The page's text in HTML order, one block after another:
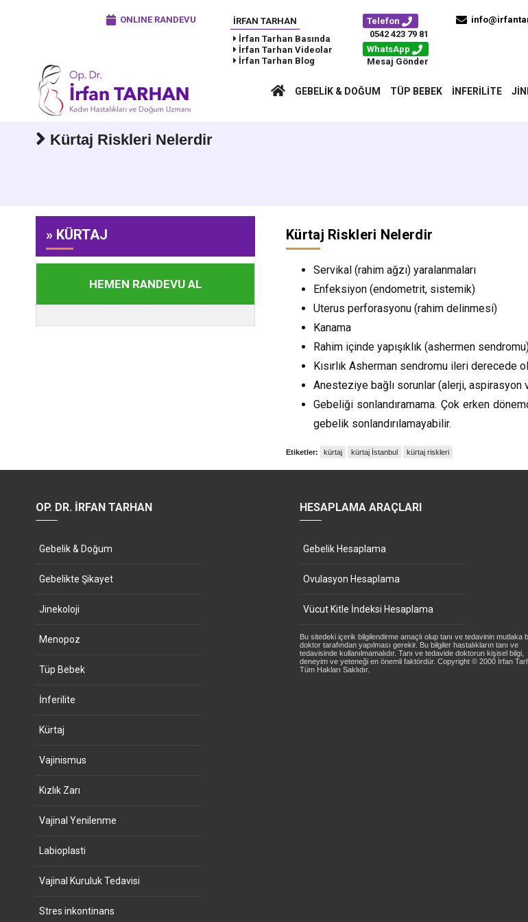
ONLINE RANDEVU
İRFAN TARHAN
İrfan Tarhan Basında
İrfan Tarhan Videolar
İrfan Tarhan Blog
Telefon
0542 423 79 81
WhatsApp
Mesaj Gönder
GEBELIK & DOĞUM TÜP BEBEK İNFERILITE
Kürtaj Riskleri Nelerdir
» KÜRTAJ
HEMEN RANDEVU AL
Kürtaj Riskleri Nelerdir
Servikal (rahim ağzı) yaralanmaları
Enfeksiyon (endometrit, sistemik)
Uterus perforasyonu (rahim delinmesi)
Kanama
Rahim içinde yapışıklık (ashermen
Kısırlık Asherman sendromu ileri derecede
Anesteziye bağlı sorunlar (alerji, aspirasyon
Gebeliği sonlandıramama. Çok erken
gebelik sonlandırılamayabilir.
Etiketler: kürtaj kürtaj İstanbul kürtaj riskleri
OP. DR. İRFAN TARHAN
Gebelik & Doğum
Gebelikte Şikayet
Jinekoloji
Menopoz
Tüp Bebek
İnferilite
Kürtaj
Vajinismus
Kızlık Zarı
Vajinal Yenilenme
Labioplasti
Vajinal Kuruluk Tedavisi
Stres inkontinans
HESAPLAMA ARAÇLARI
Gebelik Hesaplama
Ovulasyon Hesaplama
Vücut Kitle İndeksi Hesaplama
Bu sitedeki içerik bilgilendirme amaçlı olup tanı ve tedavinin mutlaka
doktor tarafından yapılması gerekir. Bu bilgiler hastalıkların tanı ve
tedavisinde kullanılmamalıdır. Tanı ve tedavide doktorun kişisel bilgi,
deneyim ve yeteneği en önemli faktördür. Copyright © 2000 İrfan
Tüm Hakları Saklıdır.